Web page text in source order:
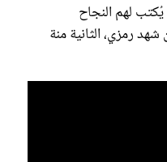
يُكتب لهم النجاح
شهد رمزي، الثانية منة